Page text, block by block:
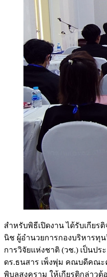
สำหรับพิธีเปิดงาน ได้รับเกียร
นิช ผู้อำนวยการกองบริหารทุ
การวิจัยแห่งชาติ (วช.) เป็นปร
ดร.ธนสาร เพ็งพุ่ม คณบดีคณ
พิบูลสงคราม ให้เกียรติกล่าวต้